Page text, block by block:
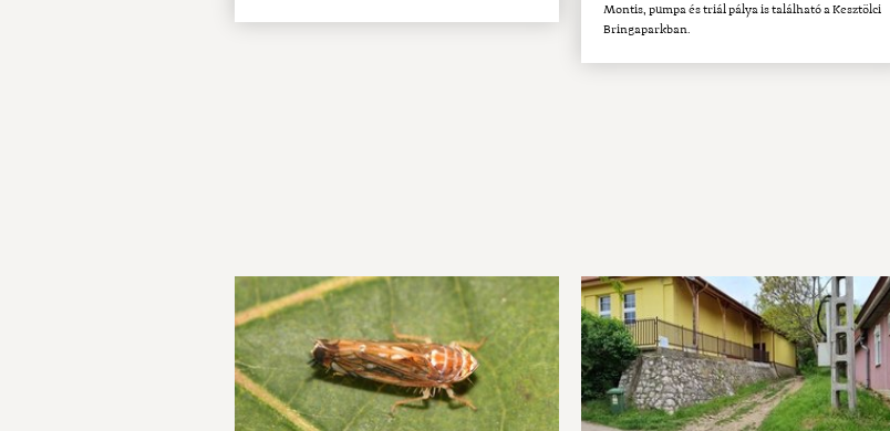
Montis, pumpa és triál pálya is található a Kesztölci
Bringaparkban.